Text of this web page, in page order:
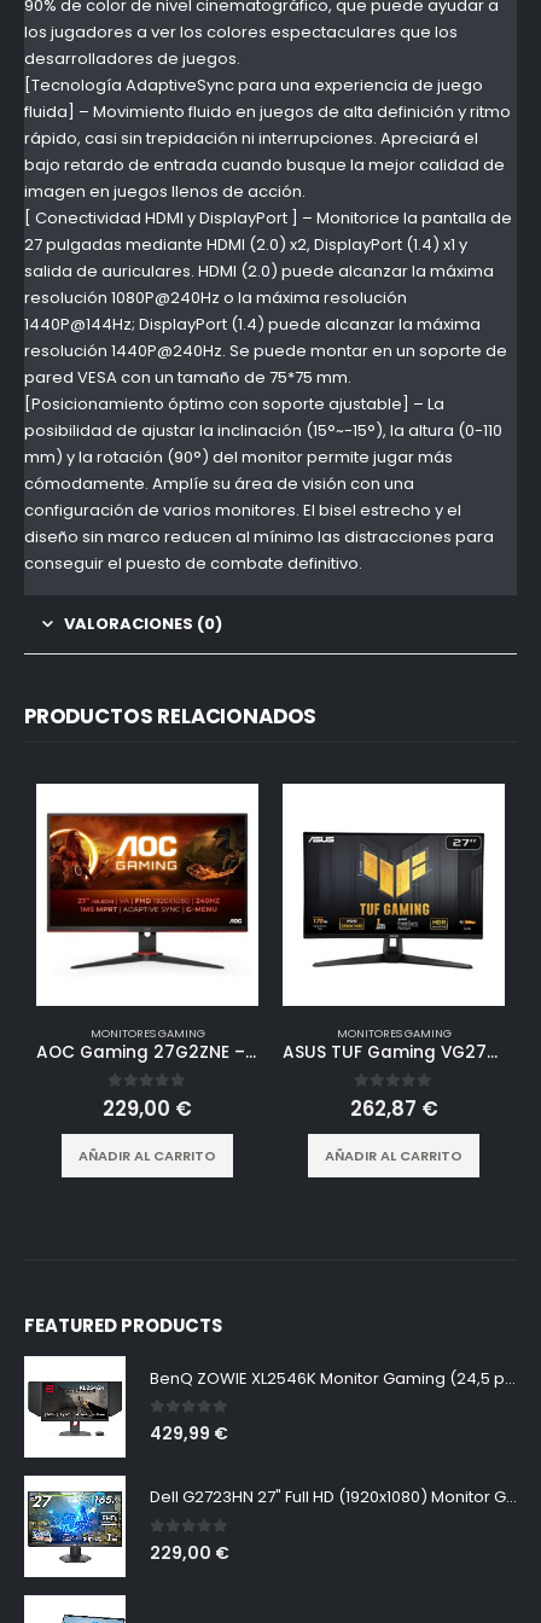
90% de color de nivel cinematográfico, que puede ayudar a
los jugadores a ver los colores espectaculares que los
desarrolladores de juegos.
[Tecnología AdaptiveSync para una experiencia de juego
fluida] – Movimiento fluido en juegos de alta definición y ritmo
rápido, casi sin trepidación ni interrupciones. Apreciará el
bajo retardo de entrada cuando busque la mejor calidad de
imagen en juegos llenos de acción.
[ Conectividad HDMI y DisplayPort ] – Monitorice la pantalla de
27 pulgadas mediante HDMI (2.0) x2, DisplayPort (1.4) x1 y
salida de auriculares. HDMI (2.0) puede alcanzar la máxima
resolución 1080P@240Hz o la máxima resolución
1440P@144Hz; DisplayPort (1.4) puede alcanzar la máxima
resolución 1440P@240Hz. Se puede montar en un soporte de
pared VESA con un tamaño de 75*75 mm.
[Posicionamiento óptimo con soporte ajustable] – La
posibilidad de ajustar la inclinación (15°~-15°), la altura (0-110
mm) y la rotación (90°) del monitor permite jugar más
cómodamente. Amplíe su área de visión con una
configuración de varios monitores. El bisel estrecho y el
diseño sin marco reducen al mínimo las distracciones para
conseguir el puesto de combate definitivo.
VALORACIONES (0)
PRODUCTOS RELACIONADOS
MONITORES GAMING
AOC Gaming 27G2ZNE – 27″ Full HD Monitor, 240 Hz, 0,5 ms MPRT, Adaptive Sync (1920×1080, HDMI 1.4, DisplayPort 1.2) Black/Red
0out of 5
229,00 €
AÑADIR AL CARRITO
MONITORES GAMING
ASUS TUF Gaming VG27AQA1A – Monitor de 27″ WQHD (2560×1440), Overclock 170Hz (por encima de 144Hz), Extreme Low Motion Blur, Freesync Premium, 1ms (MPRT), Shadow Boost, HDR, DisplayWidget Lite
0out of 5
262,87 €
AÑADIR AL CARRITO
FEATURED PRODUCTS
BenQ ZOWIE XL2546K Monitor Gaming (24,5 pulgadas, FHD 1080p, 240 Hz, 0.5ms, DyAc+, XL Setting to Share, S switch, Shielding Hood)
0out of 5
429,99 €
Dell G2723HN 27" Full HD (1920x1080) Monitor Gaming, 165Hz, Fast IPS, 1ms, AMD FreeSync Premium, NVIDIA G-SYNC Compatible, 99% sRGB, DisplayPort, 2x HDMI, Negro
0out of 5
229,00 €